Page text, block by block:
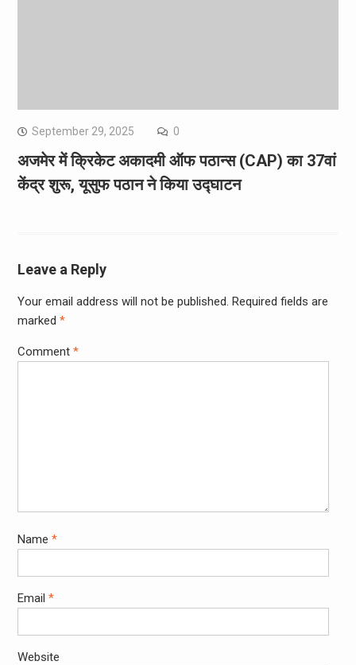
September 29, 2025 0
अजमेर में क्रिकेट अकादमी ऑफ पठान्स (CAP) का 37वां
केंद्र शुरू, यूसुफ पठान ने किया उद्घाटन
Leave a Reply
Your email address will not be published. Required fields are
marked *
Comment *
Name *
Email *
Website